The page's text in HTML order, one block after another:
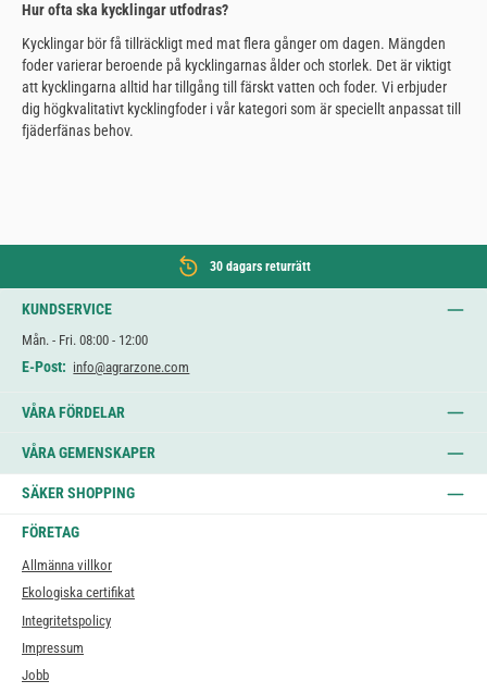
Hur ofta ska kycklingar utfodras?
Kycklingar bör få tillräckligt med mat flera gånger om dagen. Mängden
foder varierar beroende på kycklingarnas ålder och storlek. Det är viktigt
att kycklingarna alltid har tillgång till färskt vatten och foder. Vi erbjuder
dig högkvalitativt kycklingfoder i vår kategori som är speciellt anpassat till
fjäderfänas behov.
30 dagars returrätt
KUNDSERVICE
Mån. - Fri. 08:00 - 12:00
E-Post: info@agrarzone.com
VÅRA FÖRDELAR
VÅRA GEMENSKAPER
SÄKER SHOPPING
FÖRETAG
Allmänna villkor
Ekologiska certifikat
Integritetspolicy
Impressum
Jobb